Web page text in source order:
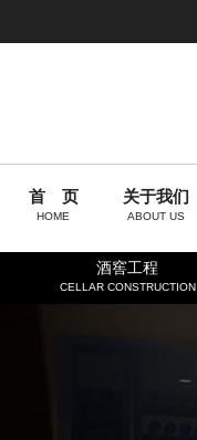
首 页
HOME
关于我们
ABOUT US
酒窖工程
CELLAR CONSTRUCTION